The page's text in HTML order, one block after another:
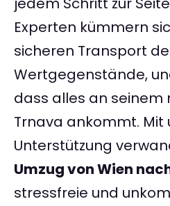
Experten kümmern
sicheren Transport
Wertgegenstände,
dass alles an seinem
Trnava ankommt. Mit
Unterstützung
Umzug von Wien
stressfreie und